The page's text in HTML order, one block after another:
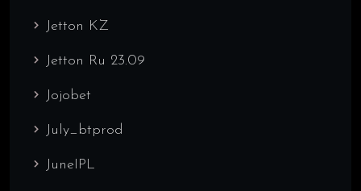
Jetton KZ
Jetton Ru 23.09
Jojobet
July_btprod
JuneIPL